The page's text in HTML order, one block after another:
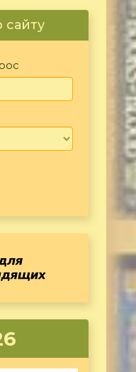
сайту